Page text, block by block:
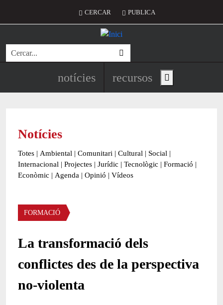
Menú del compte d'usuari
CERCAR PUBLICA
Cerca
Navegació principal de
notícies recursos Show main menu
Notícies
Totes | Ambiental | Comunitari | Cultural | Social |
Internacional | Projectes | Jurídic | Tecnològic | Formació |
Econòmic | Agenda | Opinió | Vídeos
Àmbit de la notícia
FORMACIÓ
La transformació dels
conflictes des de la perspectiva
no-violenta